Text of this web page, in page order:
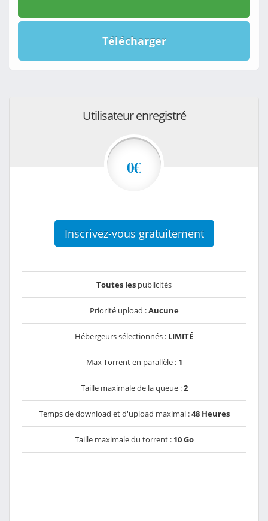
Télécharger
Utilisateur enregistré
0€
Inscrivez-vous gratuitement
Toutes les publicités
Priorité upload :Aucune
Hébergeurs sélectionnés : LIMITÉ
Max Torrent en parallèle : 1
Taille maximale de la queue :2
Temps de download et d'upload maximal :48 Heures
Taille maximale du torrent : 10 Go